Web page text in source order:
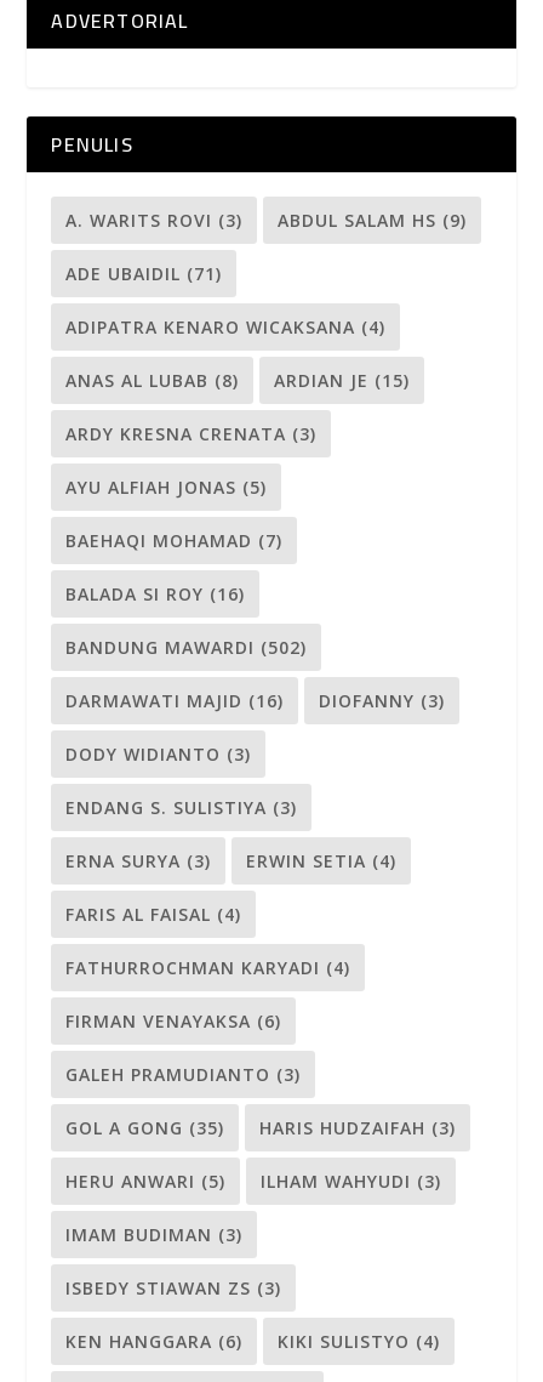
ADVERTORIAL
PENULIS
A. WARITS ROVI (3) ABDUL SALAM HS (9)
ADE UBAIDIL (71)
ADIPATRA KENARO WICAKSANA (4)
ANAS AL LUBAB (8) ARDIAN JE (15)
ARDY KRESNA CRENATA (3)
AYU ALFIAH JONAS (5)
BAEHAQI MOHAMAD (7)
BALADA SI ROY (16)
BANDUNG MAWARDI (502)
DARMAWATI MAJID (16) DIOFANNY (3)
DODY WIDIANTO (3)
ENDANG S. SULISTIYA (3)
ERNA SURYA (3) ERWIN SETIA (4)
FARIS AL FAISAL (4)
FATHURROCHMAN KARYADI (4)
FIRMAN VENAYAKSA (6)
GALEH PRAMUDIANTO (3)
GOL A GONG (35) HARIS HUDZAIFAH (3)
HERU ANWARI (5) ILHAM WAHYUDI (3)
IMAM BUDIMAN (3)
ISBEDY STIAWAN ZS (3)
KEN HANGGARA (6) KIKI SULISTYO (4)